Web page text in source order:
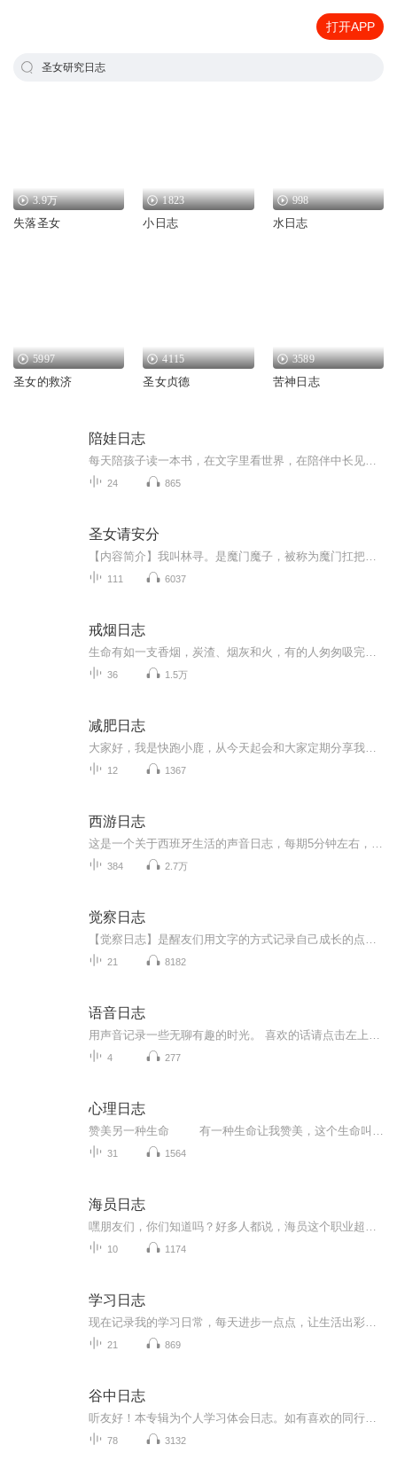
打开APP
圣女研究日志
3.9万
失落圣女
1823
小日志
998
水日志
5997
圣女的救济
4115
圣女贞德
3589
苦神日志
陪娃日志
24 865
圣女请安分
111 6037
戒烟日志
36 1.5万
减肥日志
12 1367
西游日志
384 2.7万
觉察日志
21 8182
语音日志
4 277
心理日志
31 1564
海员日志
10 1174
学习日志
21 869
谷中日志
78 3132